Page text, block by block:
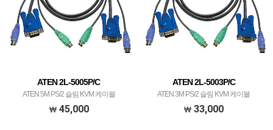
ATEN 2L-5005P/C
ATEN 5M PS/2 슬림 KVM 케이블
45,000
ATEN 2L-5003P/C
ATEN 3M PS/2 슬림 KVM 케이블
33,000